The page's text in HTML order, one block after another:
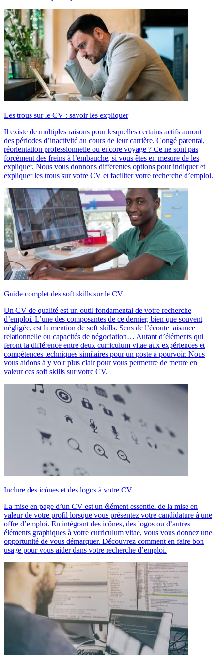
Les trous sur le CV : savoir les expliquer
Il existe de multiples raisons pour lesquelles certains actifs auront
des périodes d’inactivité au cours de leur carrière. Congé parental,
réorientation professionnelle ou encore voyage ? Ce ne sont pas
forcément des freins à l’embauche, si vous êtes en mesure de les
expliquer. Nous vous donnons différentes options pour indiquer et
expliquer les trous sur votre CV et faciliter votre recherche d’emploi.
Guide complet des soft skills sur le CV
Un CV de qualité est un outil fondamental de votre recherche
d’emploi. L’une des composantes de ce dernier, bien que souvent
négligée, est la mention de soft skills. Sens de l’écoute, aisance
relationnelle ou capacités de négociation… Autant d’éléments qui
feront la différence entre deux curriculum vitae aux expériences et
compétences techniques similaires pour un poste à pourvoir. Nous
vous aidons à y voir plus clair pour vous permettre de mettre en
valeur ces soft skills sur votre CV.
Inclure des icônes et des logos à votre CV
La mise en page d’un CV est un élément essentiel de la mise en
valeur de votre profil lorsque vous présentez votre candidature à une
offre d’emploi. En intégrant des icônes, des logos ou d’autres
éléments graphiques à votre curriculum vitae, vous vous donnez une
opportunité de vous démarquer. Découvrez comment en faire bon
usage pour vous aider dans votre recherche d’emploi.